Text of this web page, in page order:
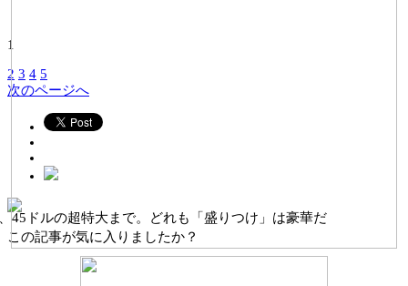
1
2 3 4 5
次のページへ
この記事が気に入りましたか？